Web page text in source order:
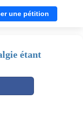
une pétition
étant